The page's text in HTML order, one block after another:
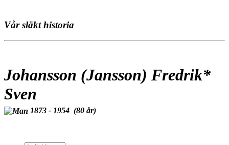
Vår släkt historia
Johansson (Jansson) Fredrik*
Sven
1873 - 1954 (80 år)